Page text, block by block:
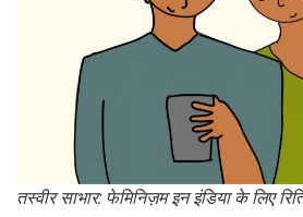
तस्वीर साभार: फेमिनिज़म इन इंडिया के लिए